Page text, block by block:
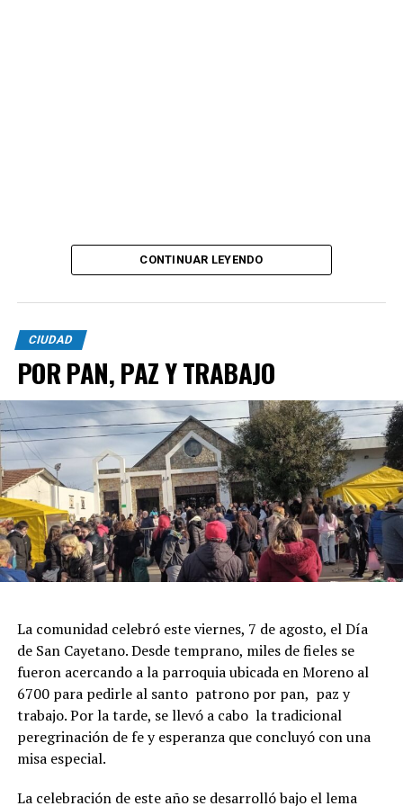
CONTINUAR LEYENDO
CIUDAD
POR PAN, PAZ Y TRABAJO
La comunidad celebró este viernes, 7 de agosto, el Día
de San Cayetano. Desde temprano, miles de fieles se
fueron acercando a la parroquia ubicada en Moreno al
6700 para pedirle al santo patrono por pan, paz y
trabajo. Por la tarde, se llevó a cabo la tradicional
peregrinación de fe y esperanza que concluyó con una
misa especial.
La celebración de este año se desarrolló bajo el lema